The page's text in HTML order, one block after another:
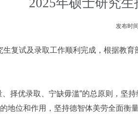
2025年硕士研究
发布时
生复试及录取工作顺利完成，根据教
优录取、宁缺毋滥”的总原则，坚持
位和作用，坚持德智体美劳全面衡